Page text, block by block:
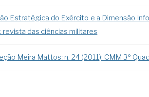
Estratégica do Exército e a Dimensão
revista das ciências militares
Meira Mattos: n. 24 (2011): CMM 3º